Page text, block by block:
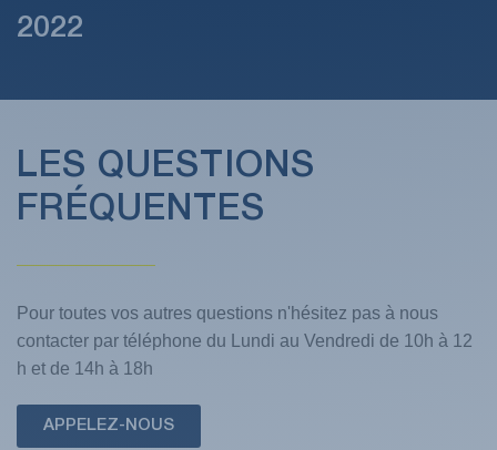
2022
LES QUESTIONS
FRÉQUENTES
Pour toutes vos autres questions n'hésitez pas à nous
contacter par téléphone du Lundi au Vendredi de 10h à 12
h et de 14h à 18h
APPELEZ-NOUS